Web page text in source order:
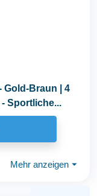
Gold-Braun | 4
Sportliche...
Mehr anzeigen ⏷